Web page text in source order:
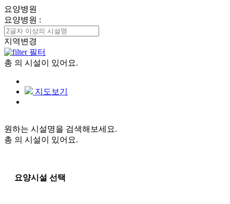
요양병원
요양병원 :
지역변경
필터
총 의 시설이 있어요.
지도보기
원하는 시설명을 검색해보세요.
총 의 시설이 있어요.
요양시설 선택